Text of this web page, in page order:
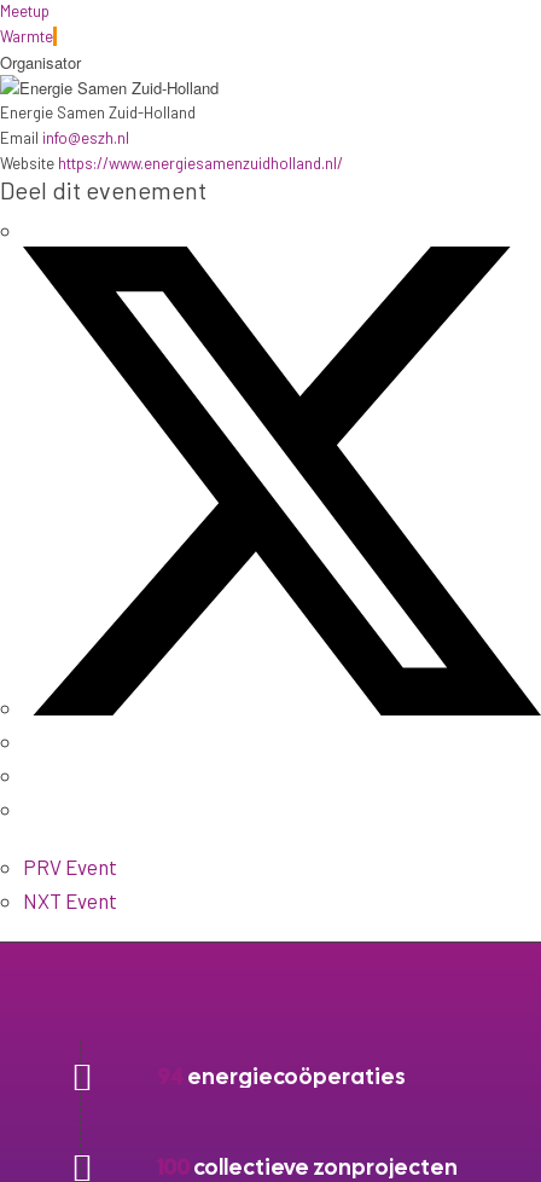
Meetup
Warmte
Organisator
Energie Samen Zuid-Holland
Email info@eszh.nl
Website https://www.energiesamenzuidholland.nl/
Deel dit evenement
PRV Event
NXT Event
energiecoöperaties
100collectieve zonprojecten